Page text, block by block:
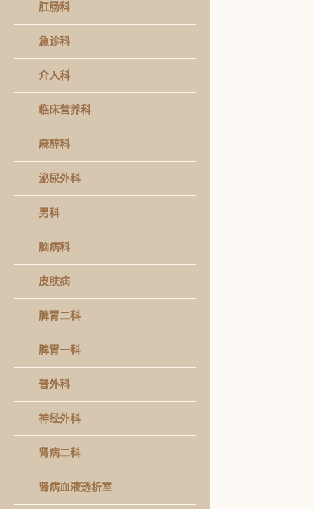
肛肠科
急诊科
介入科
临床营养科
麻醉科
泌尿外科
男科
脑病科
皮肤病
脾胃二科
脾胃一科
普外科
神经外科
肾病二科
肾病血液透析室